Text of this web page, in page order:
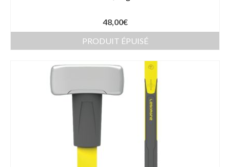
Gazons
Gazon fleuri
Gazon ornemental
48,00€
PRODUIT ÉPUISÉ